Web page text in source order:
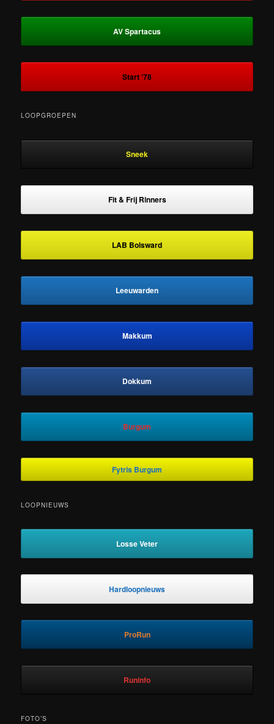
AV Spartacus
Start ‘78
LOOPGROEPEN
Sneek
Fit & Frij Rinners
LAB Bolsward
Leeuwarden
Makkum
Dokkum
Burgum
Fytris Burgum
LOOPNIEUWS
Losse Veter
Hardloopnieuws
ProRun
Runinfo
FOTO’S